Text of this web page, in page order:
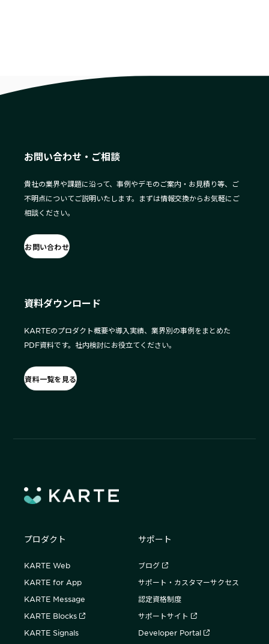
お問い合わせ・ご相談
貴社の業界や課題に沿って、事例やデモのご案内・お見積り等、ご
不明点についてご説明いたします。まずは情報交換からお気軽にご
相談ください。
お問い合わせ
資料ダウンロード
KARTEのプロダクト概要や導入実績、業界別の事例をまとめた
PDF資料です。社内検討にお役立てください。
資料一覧を見る
プロダクト
KARTE Web
KARTE for App
KARTE Message
KARTE Blocks
KARTE Signals
サポート
ブログ
サポート・カスタマーサクセス
認定資格制度
サポートサイト
Developer Portal